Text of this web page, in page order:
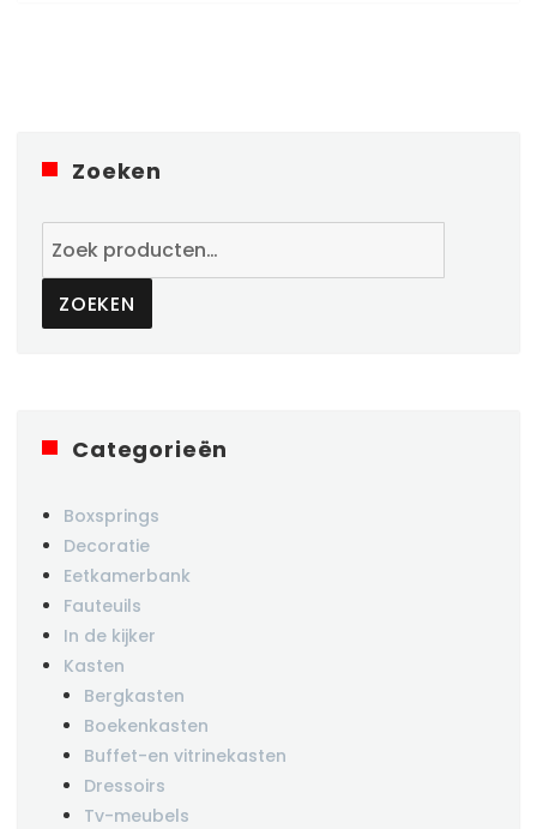
Zoeken
ZOEKEN
Categorieën
Boxsprings
Decoratie
Eetkamerbank
Fauteuils
In de kijker
Kasten
Bergkasten
Boekenkasten
Buffet-en vitrinekasten
Dressoirs
Tv-meubels